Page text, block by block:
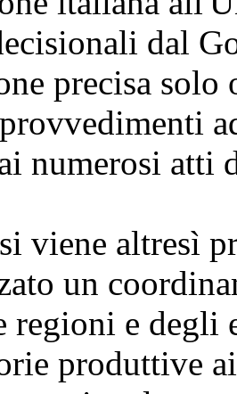
dal
precisa
numerosi
viene altresì
un
regioni e degli
produttive